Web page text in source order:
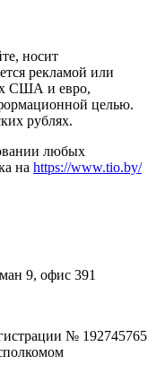
носит
рекламой или
США и евро,
целью.
рублях.
любых
на https://www.tio.by/
9, офис 391
№ 192745765